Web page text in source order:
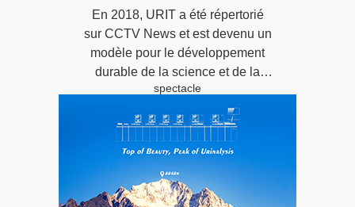
En 2018, URIT a été répertorié
sur CCTV News et est devenu un
modèle pour le développement
durable de la science et de la
technologie.
spectacle